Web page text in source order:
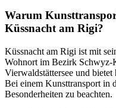
Warum
Küssnacht am Rigi?
Küssnacht am Rigi ist mit
Wohnort im Bezirk Schwyz-
Vierwaldstättersee und
Bei einem Kunsttransport in
Besonderheiten zu beachten.